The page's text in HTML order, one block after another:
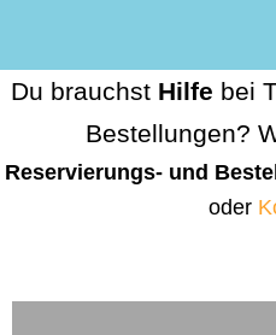
Du brauchst Hilfe bei
Bestellungen?
Reservierungs- und
oder